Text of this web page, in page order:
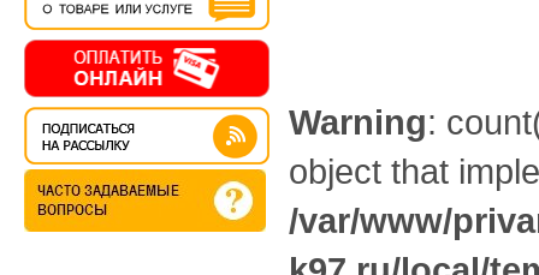
Warning:
object that
/var/www/
Комментарий: